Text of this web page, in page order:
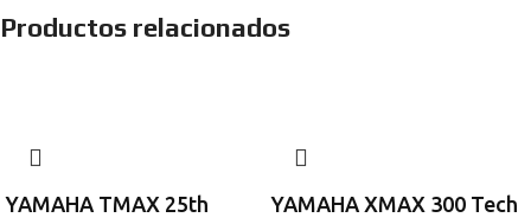
Productos relacionados
YAMAHA TMAX 25th
YAMAHA XMAX 300 Tech